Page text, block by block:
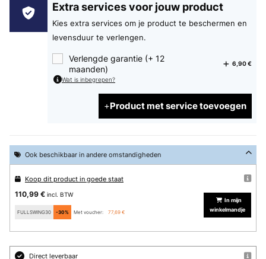
Extra services voor jouw product
Kies extra services om je product te beschermen en
levensduur te verlengen.
Verlengde garantie (+ 12
maanden)
6,90 €
Wat is inbegrepen?
Product met service toevoegen
Ook beschikbaar in andere omstandigheden
Koop dit product in goede staat
110,99 € incl. BTW
FULLSWING30 -30% Met voucher: 77,69 €
In mijn
winkelmandje
Direct leverbaar